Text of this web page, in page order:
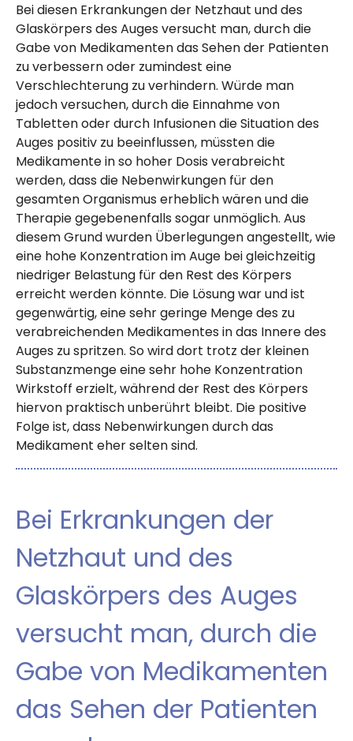
Bei diesen Erkrankungen der Netzhaut und des
Glaskörpers des Auges versucht man, durch die
Gabe von Medikamenten das Sehen der Patienten
zu verbessern oder zumindest eine
Verschlechterung zu verhindern. Würde man
jedoch versuchen, durch die Einnahme von
Tabletten oder durch Infusionen die Situation des
Auges positiv zu beeinflussen, müssten die
Medikamente in so hoher Dosis verabreicht
werden, dass die Nebenwirkungen für den
gesamten Organismus erheblich wären und die
Therapie gegebenenfalls sogar unmöglich. Aus
diesem Grund wurden Überlegungen angestellt, wie
eine hohe Konzentration im Auge bei gleichzeitig
niedriger Belastung für den Rest des Körpers
erreicht werden könnte. Die Lösung war und ist
gegenwärtig, eine sehr geringe Menge des zu
verabreichenden Medikamentes in das Innere des
Auges zu spritzen. So wird dort trotz der kleinen
Substanzmenge eine sehr hohe Konzentration
Wirkstoff erzielt, während der Rest des Körpers
hiervon praktisch unberührt bleibt. Die positive
Folge ist, dass Nebenwirkungen durch das
Medikament eher selten sind.
Bei Erkrankungen der
Netzhaut und des
Glaskörpers des Auges
versucht man, durch die
Gabe von Medikamenten
das Sehen der Patienten